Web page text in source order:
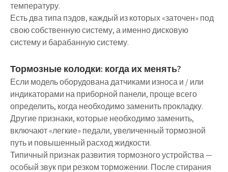
температуру.
Есть два типа пэдов, каждый из которых «заточен» под
свою собственную систему, а именно дисковую
систему и барабанную систему.
Тормозные колодки: когда их менять?
Если модель оборудована датчиками износа и / или
индикаторами на приборной панели, проще всего
определить, когда необходимо заменить прокладку.
Другие признаки, которые необходимо заменить,
включают «легкие» педали, увеличенный тормозной
путь и повышенный расход жидкости.
Типичный признак развития тормозного устройства —
особый звук при резком торможении. После стирания